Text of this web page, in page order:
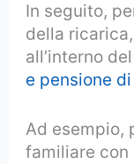
In seguito,
della
all’interno
e pensione
Ad esempio,
familiare con